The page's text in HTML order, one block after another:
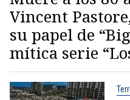
Vincent
su papel de
mítica serie